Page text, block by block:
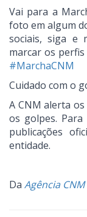
Vai para a
foto em algum
sociais, siga e
marcar os perfis
#MarchaCNM
Cuidado com o
A CNM alerta
os golpes.
publicações
entidade.
Da Agência